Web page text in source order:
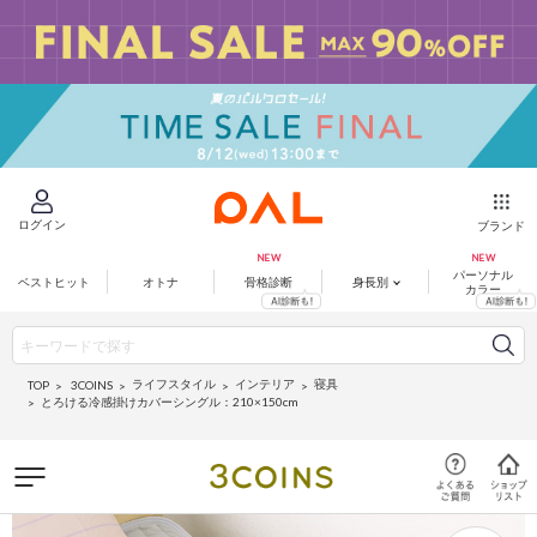
ログイン ブランド
ベストヒット オトナ 骨格診断 身長別
パーソナル
カラー
TOP 3COINS ライフスタイル インテリア
寝具
とろける冷感掛けカバーシングル：210×150cm